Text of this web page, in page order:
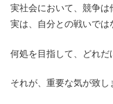
実社会において、競争は
実は、自分との戦いでは
何処を目指して、どれだ
それが、重要な気が致し